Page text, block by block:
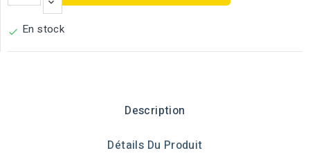
 En stock
Description
Détails Du Produit